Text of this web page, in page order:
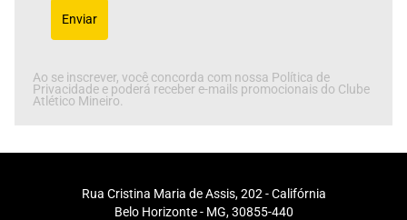
Enviar
Ao se inscrever, você concorda com nossa Política de
Privacidade e poderá receber e-mails promocionais do Clube
Atlético Mineiro.
Rua Cristina Maria de Assis, 202 - Califórnia
Belo Horizonte - MG, 30855-440